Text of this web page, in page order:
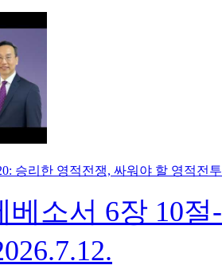
승리한 영적전쟁, 싸워야 할 영적전투
베소서 6장 10절